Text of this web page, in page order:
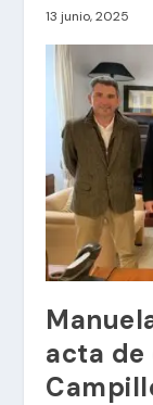
13 junio, 2025
acta de